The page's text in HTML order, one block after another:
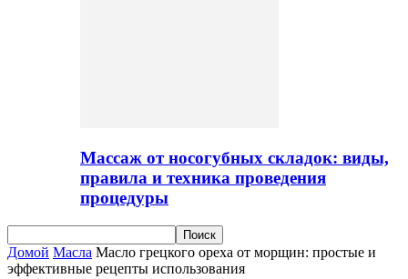
Массаж от носогубных складок: виды,
правила и техника проведения
процедуры
Домой Масла Масло грецкого ореха от морщин: простые и
эффективные рецепты использования